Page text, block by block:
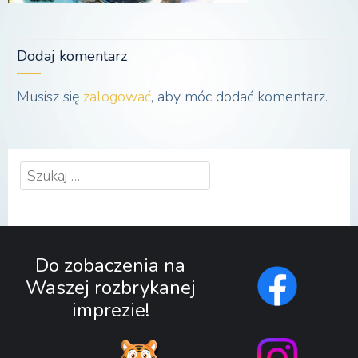
Dodaj komentarz
Musisz się zalogować, aby móc dodać komentarz.
Szukaj:
Do zobaczenia na
Waszej rozbrykanej
imprezie!